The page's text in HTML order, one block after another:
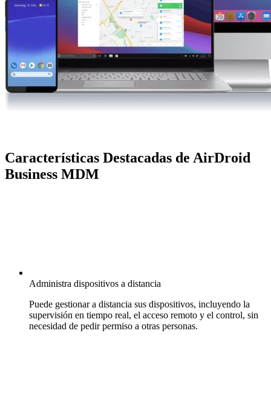
Características Destacadas de AirDroid
Business MDM
Administra dispositivos a distancia
Puede gestionar a distancia sus dispositivos, incluyendo la
supervisión en tiempo real, el acceso remoto y el control, sin
necesidad de pedir permiso a otras personas.